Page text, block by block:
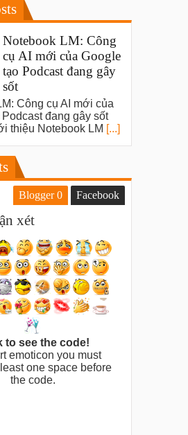
Notebook LM: Công
cụ AI mới của Google
tạo Podcast đang gây
sốt
Công cụ AI mới của
đang gây sốt
thiệu Notebook LM [...]
Blogger0 Facebook
xét
to see the code!
emoticon you must
one space before
the code.